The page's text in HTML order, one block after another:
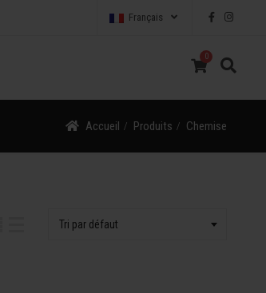
Français
0
Accueil Produits Chemise
Tri par défaut